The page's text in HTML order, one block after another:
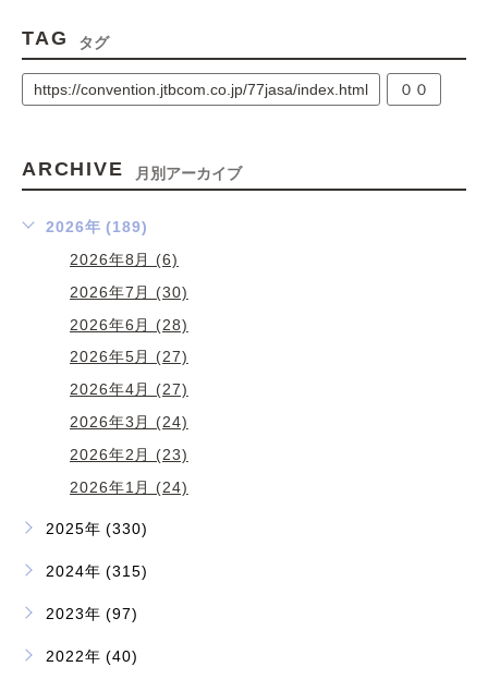
TAG タグ
https://convention.jtbcom.co.jp/77jasa/index.html ００
ARCHIVE 月別アーカイブ
2026年 (189)
2026年8月 (6)
2026年7月 (30)
2026年6月 (28)
2026年5月 (27)
2026年4月 (27)
2026年3月 (24)
2026年2月 (23)
2026年1月 (24)
2025年 (330)
2024年 (315)
2023年 (97)
2022年 (40)